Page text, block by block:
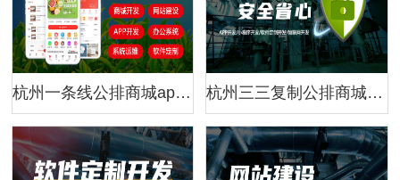
杭州一条线公排商城app（软件模式）开发解决方案 | 商城类系统架构设计 杭州三三复制公排商城app解决方案 | 商城类软件开发系统架构设计